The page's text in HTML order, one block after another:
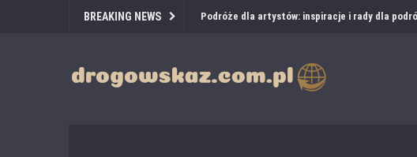
BREAKING NEWS Podróże dla artystów: inspiracje i rady dla